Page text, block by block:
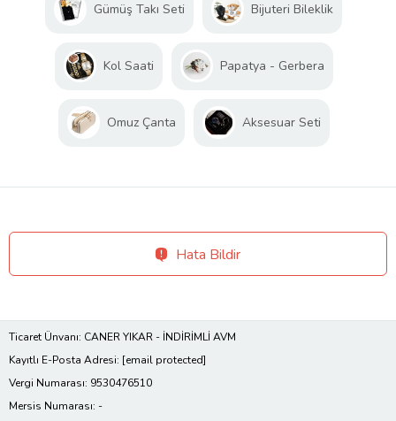
Gümüş Takı Seti Bijuteri Bileklik
Kol Saati Papatya - Gerbera
Omuz Çanta Aksesuar Seti
Hata Bildir
Ticaret Ünvanı: CANER YIKAR - İNDİRİMLİ AVM
Kayıtlı E-Posta Adresi: [email protected]
Vergi Numarası: 9530476510
Mersis Numarası: -